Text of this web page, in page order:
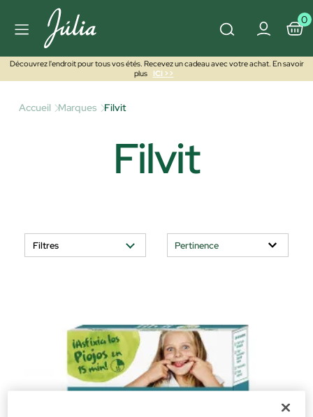
0
Découvrez l'endroit pour tous vos étés. Recevez un cadeau avec votre achat. En savoir
plus
ICI >>
Accueil Marques Filvit
Filvit
Filtres